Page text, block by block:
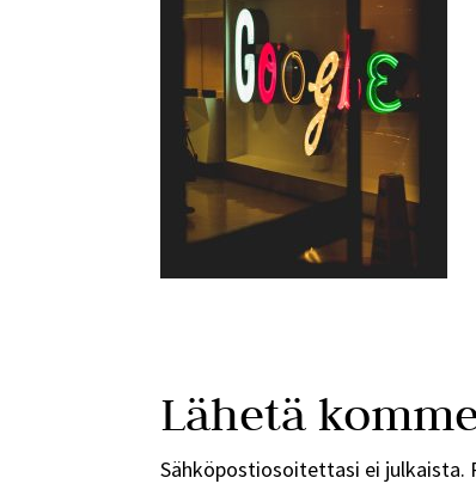
Lähetä
Sähköpostiosoitettasi ei julkaista.